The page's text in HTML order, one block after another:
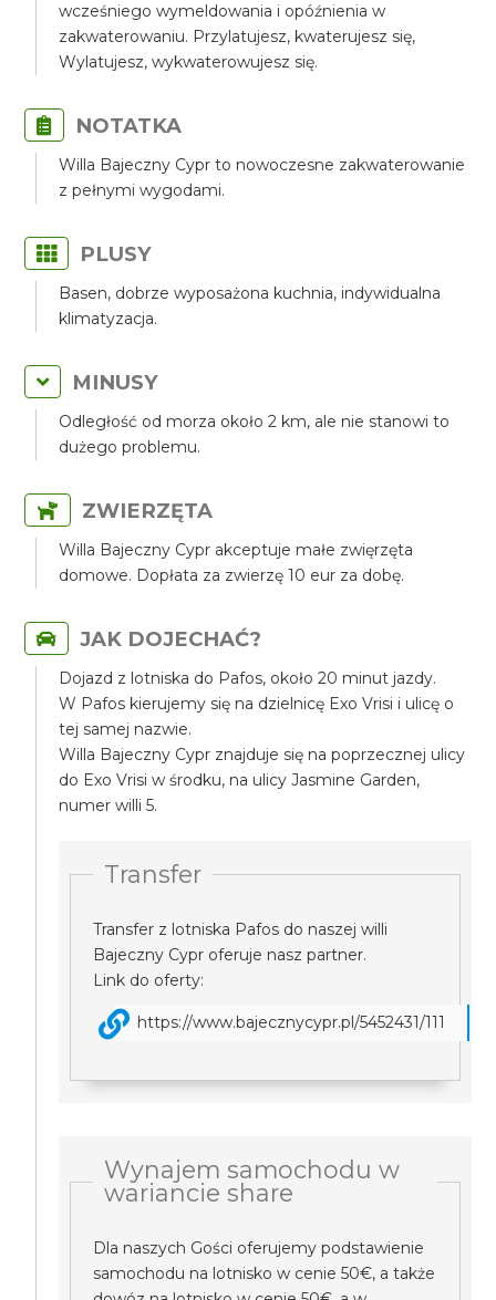
wcześniego wymeldowania i opóźnienia w
zakwaterowaniu. Przylatujesz, kwaterujesz się,
Wylatujesz, wykwaterowujesz się.
NOTATKA
Willa Bajeczny Cypr to nowoczesne zakwaterowanie
z pełnymi wygodami.
PLUSY
Basen, dobrze wyposażona kuchnia, indywidualna
klimatyzacja.
MINUSY
Odległość od morza około 2 km, ale nie stanowi to
dużego problemu.
ZWIERZĘTA
Willa Bajeczny Cypr akceptuje małe zwięrzęta
domowe. Dopłata za zwierzę 10 eur za dobę.
JAK DOJECHAĆ?
Dojazd z lotniska do Pafos, około 20 minut jazdy.
W Pafos kierujemy się na dzielnicę Exo Vrisi i ulicę o
tej samej nazwie.
Willa Bajeczny Cypr znajduje się na poprzecznej ulicy
do Exo Vrisi w środku, na ulicy Jasmine Garden,
numer willi 5.
Transfer
Transfer z lotniska Pafos do naszej willi
Bajeczny Cypr oferuje nasz partner.
Link do oferty:
https://www.bajecznycypr.pl/5452431/111
Wynajem samochodu w
wariancie share
Dla naszych Gości oferujemy podstawienie
samochodu na lotnisko w cenie 50€, a także